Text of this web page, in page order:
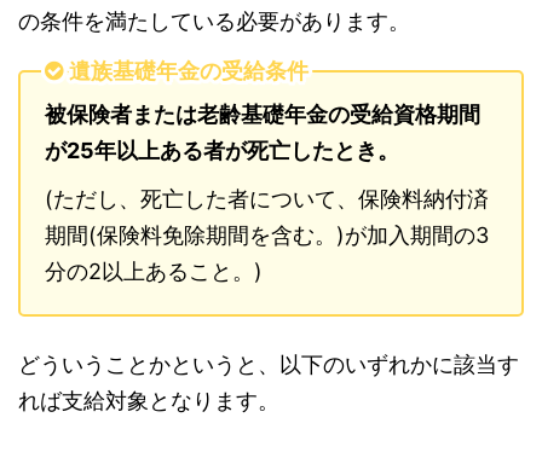
の条件を満たしている必要があります。
遺族基礎年金の受給条件
被保険者または老齢基礎年金の受給資格期間
が25年以上ある者が死亡したとき。
(ただし、死亡した者について、保険料納付済
期間(保険料免除期間を含む。)が加入期間の3
分の2以上あること。)
どういうことかというと、以下のいずれかに該当す
れば支給対象となります。